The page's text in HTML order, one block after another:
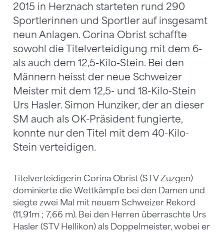
2015 in Herznach starteten rund 290
Sportlerinnen und Sportler auf insgesamt
neun Anlagen. Corina Obrist schaffte
sowohl die Titelverteidigung mit dem 6-
als auch dem 12,5-Kilo-Stein. Bei den
Männern heisst der neue Schweizer
Meister mit dem 12,5- und 18-Kilo-Stein
Urs Hasler. Simon Hunziker, der an dieser
SM auch als OK-Präsident fungierte,
konnte nur den Titel mit dem 40-Kilo-
Stein verteidigen.
Titelverteidigerin Corina Obrist (STV Zuzgen)
dominierte die Wettkämpfe bei den Damen und
siegte zwei Mal mit neuem Schweizer Rekord
(11,91m ; 7,66 m). Bei den Herren überraschte Urs
Hasler (STV Hellikon) als Doppelmeister, wobei er